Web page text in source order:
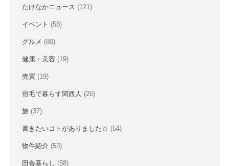
たけなかニュース (121)
イベント (58)
グルメ (80)
健康・美容 (19)
売買 (19)
宿毛で暮らす関西人 (26)
旅 (37)
書きたいコトがありました☆ (54)
物件紹介 (53)
田舎暮らし (58)